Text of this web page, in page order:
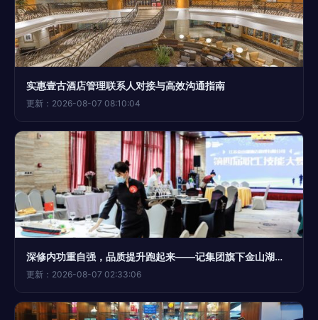
实惠壹古酒店管理联系人对接与高效沟通指南
更新：2026-08-07 08:10:04
深修内功重自强，品质提升跑起来——记集团旗下金山湖酒店管理公司第四届职工技能大赛
更新：2026-08-07 02:33:06